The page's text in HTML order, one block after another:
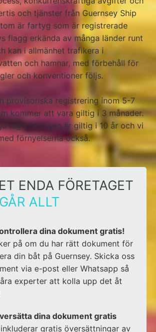
och tjänster från Guernsey Ship
är fartyg som är registrerade
flagg erkända av många länder runt
kan i allmänhet trafikera i
och hamnar, med förbehåll för
och konventioner följs.
provisoriska registrering inom 5-7
kommer att vara giltig i 3 månader.
registreringen är giltig i 10 år och vi
förnyelserna också.
ENDA FÖRETAGET
ALLT
dina dokument gratis!
på om du har rätt dokument för
din båt på Guernsey. Skicka oss
via e-post ellerWhatsapp så
experter att kolla upp det åt
dina dokument gratis
gratis översättningar av